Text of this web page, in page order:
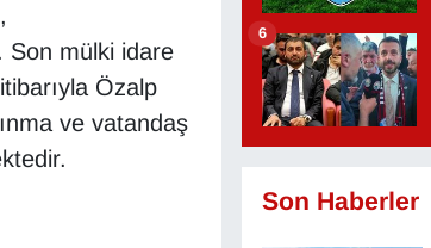
Son mülki idare
Özalp
ve vatandaş
6
Son Haberler